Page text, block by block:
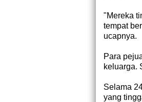
"Mereka
tempat
ucapnya.
Para
keluarga.
Selama
yang